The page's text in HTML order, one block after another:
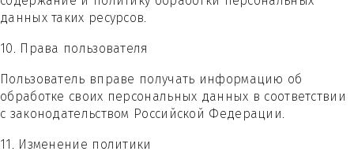
данных таких ресурсов.
10. Права пользователя
Пользователь вправе получать информацию об
обработке своих персональных данных в соответствии
с законодательством Российской Федерации.
11. Изменение политики